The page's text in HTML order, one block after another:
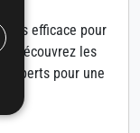
efficace pour
Découvrez les
pour une